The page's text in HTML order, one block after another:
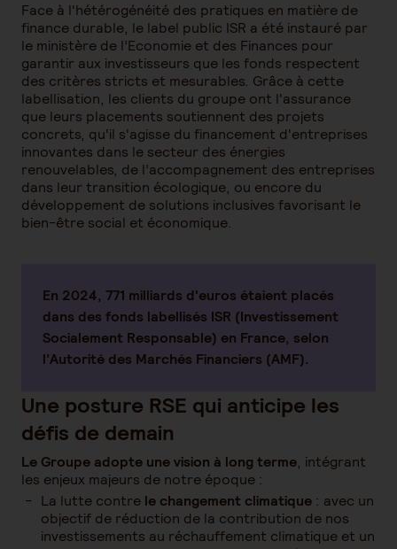
Face à l'hétérogénéité des pratiques en matière de
finance durable, le label public ISR a été instauré par
le ministère de l’Economie et des Finances pour
garantir aux investisseurs que les fonds respectent
des critères stricts et mesurables. Grâce à cette
labellisation, les clients du groupe ont l'assurance
que leurs placements soutiennent des projets
concrets, qu'il s'agisse du financement d'entreprises
innovantes dans le secteur des énergies
renouvelables, de l’accompagnement des entreprises
dans leur transition écologique, ou encore du
développement de solutions inclusives favorisant le
bien-être social et économique.
En 2024, 771 milliards d'euros étaient placés
dans des fonds labellisés ISR (Investissement
Socialement Responsable) en France, selon
l’Autorité des Marchés Financiers (AMF).
Une posture RSE qui anticipe les
défis de demain
Le Groupe adopte une vision à long terme, intégrant
les enjeux majeurs de notre époque :
La lutte contre le changement climatique : avec un
objectif de réduction de la contribution de nos
investissements au réchauffement climatique et un